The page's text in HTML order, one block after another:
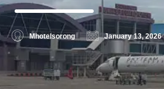
Mhotelsorong January 13, 2026